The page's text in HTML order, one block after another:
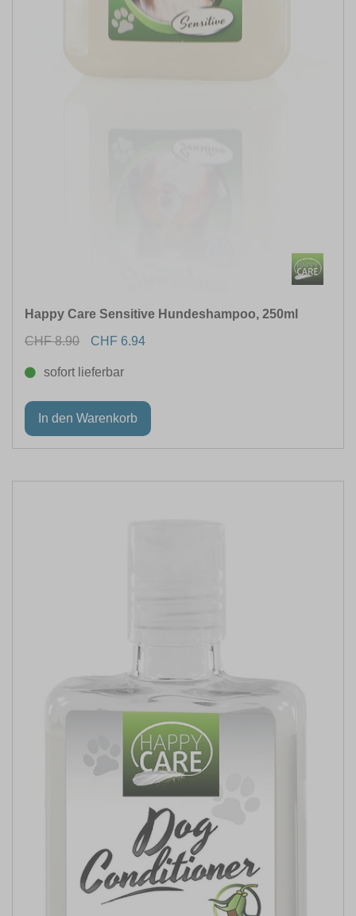
Happy Care Sensitive Hundeshampoo, 250ml
CHF 8.90
CHF 6.94
sofort lieferbar